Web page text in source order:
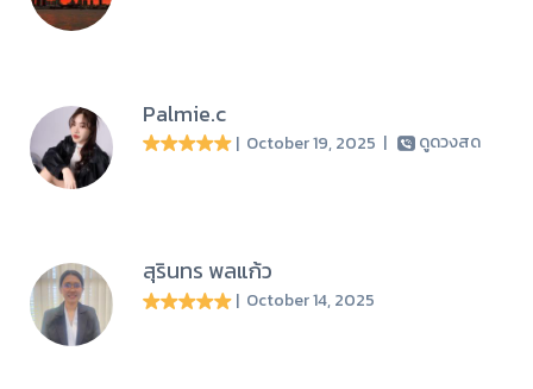
Palmie.c
| October 19, 2025 | ดูดวงสด
สุรินทร พลแก้ว
| October 14, 2025